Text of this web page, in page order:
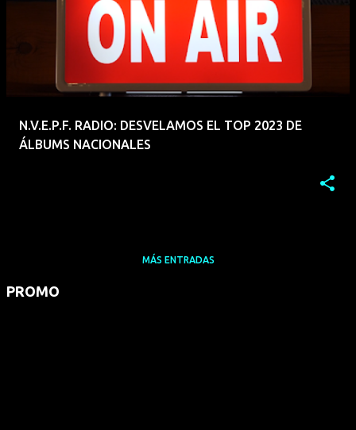
N.V.E.P.F. RADIO: DESVELAMOS EL TOP 2023 DE
ÁLBUMS NACIONALES
MÁS ENTRADAS
PROMO